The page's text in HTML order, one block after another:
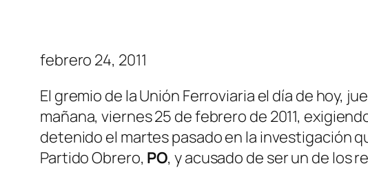
febrero 24, 2011
El gremio de la Unión Ferroviaria el día de hoy,
mañana, viernes 25 de febrero de 2011,
detenido el martes pasado en la investigación
Partido Obrero, PO, y acusado de ser un de los